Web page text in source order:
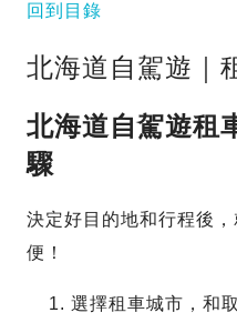
回到目錄
北海道自駕遊｜
北海道自駕遊租
驟
決定好目的地和行程後
便！
選擇租車城市，和